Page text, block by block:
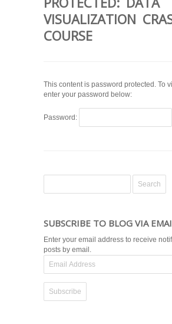
VISUALIZATION
COURSE
This content is password protected. To
enter your password below:
Password:
SUBSCRIBE TO BLOG VIA
Enter your email address to receive
posts by email.
Email